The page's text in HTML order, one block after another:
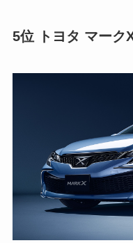
5位 トヨタ マーク